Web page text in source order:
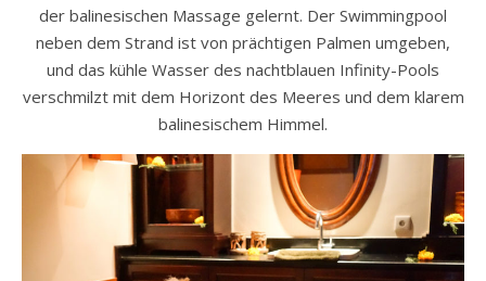
der balinesischen Massage gelernt. Der Swimmingpool
neben dem Strand ist von prächtigen Palmen umgeben,
und das kühle Wasser des nachtblauen Infinity-Pools
verschmilzt mit dem Horizont des Meeres und dem klarem
balinesischem Himmel.